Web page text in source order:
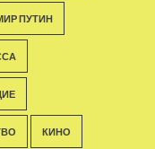
ПУТИН
КИНО